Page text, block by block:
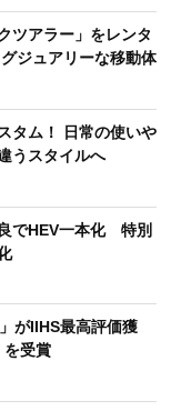
ツアラー」をレンタ
ジュアリーな移動体
タム！ 日常の使いや
うスタイルへ
でHEV一本化 特別
がIIHS最高評価獲
受賞